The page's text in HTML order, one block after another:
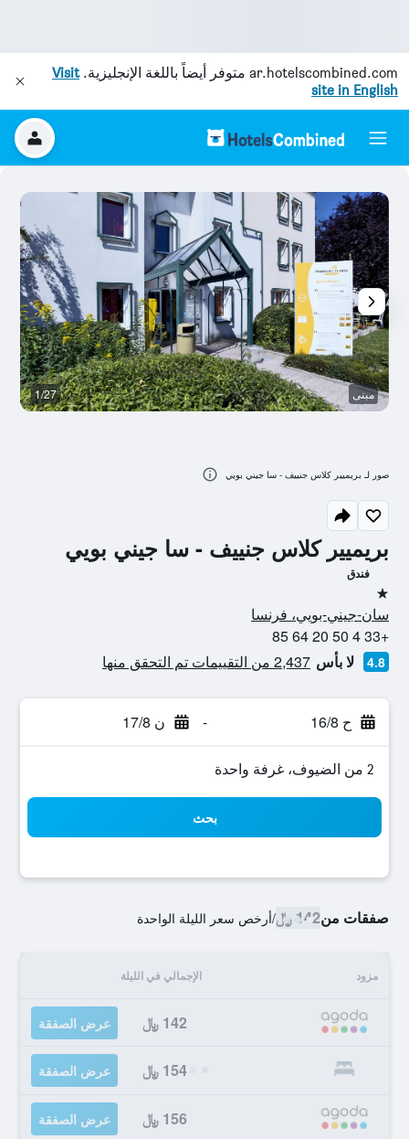
ar.hotelscombined.com متوفر أيضاً باللغة الإنجليزية.Visit
site in English
بريميير كلاس جنييف - سا جيني بويي
فندق
نجمة واحدة
سان-جيني-بويي، فرنسا
+33 4 50 20 64 85
4.8 لا بأس 2,437 من التقييمات تم التحقق منها
ح 16/8 - ن 17/8
2 من الضيوف، غرفة واحدة
بحث
صفقات من142 ﷼ /أرخص سعر الليلة الواحدة
مزود الإجمالي في الليلة
142 ﷼ عرض الصفقة
154 ﷼ عرض الصفقة
156 ﷼ عرض الصفقة
مبنى 1/27
صور لـ بريميير كلاس جنييف - سا جيني بويي